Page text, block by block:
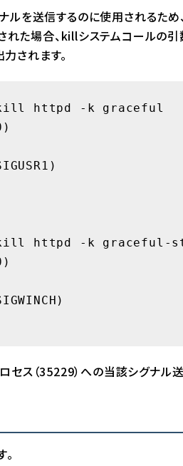
を送信するのに使用されるため
れた場合、killシステムコールの
されます。
httpd -k graceful
httpd -k graceful-
セス（35229）への当該シグナル